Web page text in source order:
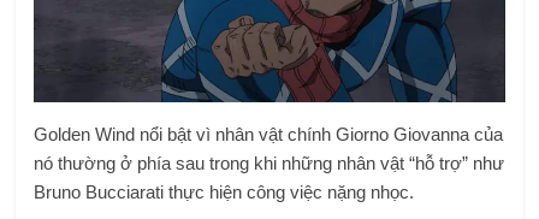
Golden Wind nổi bật vì nhân vật chính Giorno Giovanna của
nó thường ở phía sau trong khi những nhân vật “hỗ trợ” như
Bruno Bucciarati thực hiện công việc nặng nhọc.